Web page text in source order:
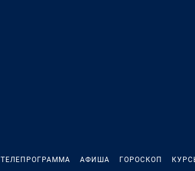
ТЕЛЕПРОГРАММА АФИША ГОРОСКОП